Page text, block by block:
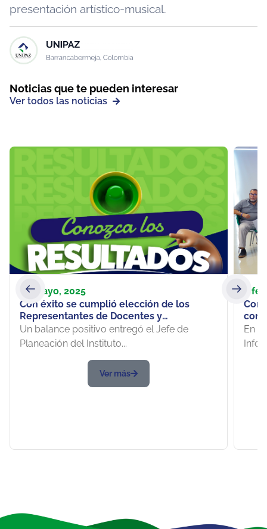
presentación artístico-musical.
Noticias que te pueden interesar
Ver todos las noticias
30 mayo, 2025
Con éxito se cumplió elección de los
Representantes de Docentes y
Estudiantes ante Consejos de Escuelas
Un balance positivo entregó el Jefe de
Planeación del Instituto...
Ver más
2
con
En